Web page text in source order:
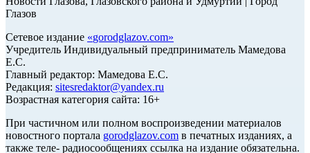
Глазов
Сетевое издание «gorodglazov.com»
Учредитель Индивидуальный предприниматель Мамедова
Е.С.
Главный редактор: Мамедова Е.С.
Редакция: sitesredaktor@yandex.ru
Возрастная категория сайта: 16+
При частичном или полном воспроизведении материалов
новостного портала gorodglazov.com в печатных изданиях, а
также теле- радиосообщениях ссылка на издание обязательна.